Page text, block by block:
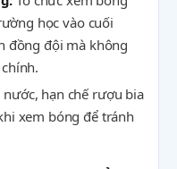
học vào cuối
đồng đội mà không
hạn chế rượu bia
xem bóng để tránh